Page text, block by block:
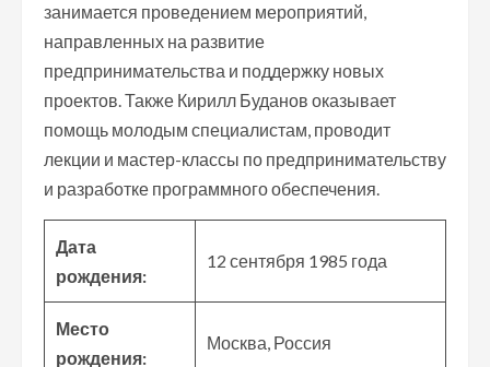
занимается проведением мероприятий,
направленных на развитие
предпринимательства и поддержку новых
проектов. Также Кирилл Буданов оказывает
помощь молодым специалистам, проводит
лекции и мастер-классы по предпринимательству
и разработке программного обеспечения.
Дата
рождения:
12 сентября 1985 года
Место
рождения:
Москва, Россия